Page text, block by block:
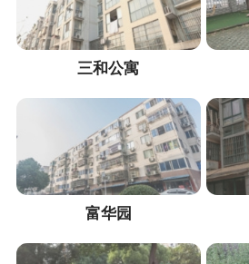
三和公寓
富华园